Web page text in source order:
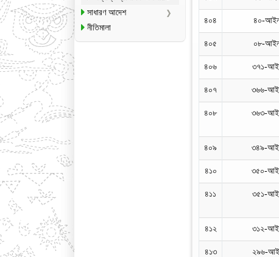
সাধারণ আদেশ
নীতিমালা
৪০৪ ৪০-
৪০৫ ০৮-
৪০৬ ৩৭১-
৪০৭ ৩৬৬-
৪০৮ ৩৬৩-
৪০৯ ৩৪৯-
৪১০ ৩৫০-
৪১১ ৩৫১-
৪১২ ৩১২-
৪১৩ ২৯৬-